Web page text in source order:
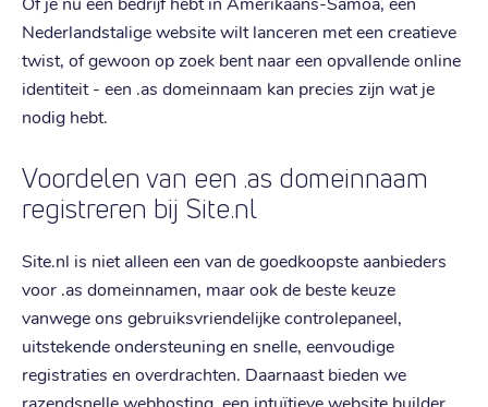
Nederlandstalige website wilt lanceren met een creatieve
twist, of gewoon op zoek bent naar een opvallende online
identiteit - een .as domeinnaam kan precies zijn wat je
nodig hebt.
Voordelen van een .as domeinnaam
registreren bij Site.nl
Site.nl is niet alleen een van de goedkoopste aanbieders
voor .as domeinnamen, maar ook de beste keuze
vanwege ons gebruiksvriendelijke controlepaneel,
uitstekende ondersteuning en snelle, eenvoudige
registraties en overdrachten. Daarnaast bieden we
razendsnelle webhosting, een intuïtieve website builder